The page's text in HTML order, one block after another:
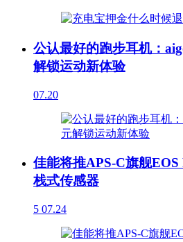
公认最好的跑步耳机：
解锁运动新体验
07.20
佳能将推APS-C旗舰
栈式传感器
5 07.24